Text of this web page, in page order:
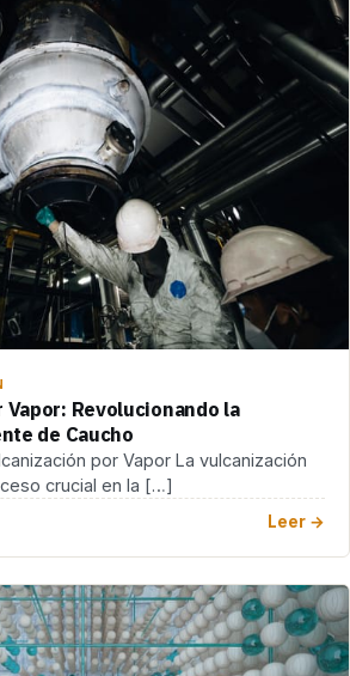
Revolucionando la
de Caucho
por Vapor La vulcanización
crucial en la […]
Leer →